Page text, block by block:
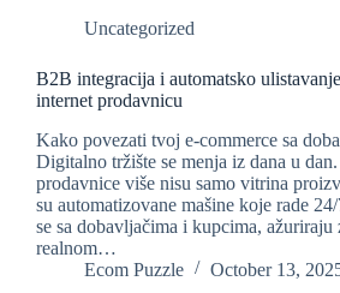
Uncategorized
B2B integracija i automatsko
internet prodavnicu
Kako povezati tvoj e-commerce sa
Digitalno tržište se menja iz dana u
prodavnice više nisu samo vitrina
su automatizovane mašine koje rade
se sa dobavljačima i kupcima, ažuriraju
realnom…
Ecom Puzzle
October 13,